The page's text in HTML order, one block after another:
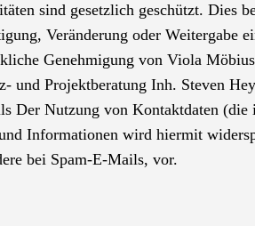
sind gesetzlich geschützt. Dies
Veränderung oder Weitergabe
Genehmigung von Viola
und Projektberatung Inh. Steven
Der Nutzung von Kontaktdaten
Informationen wird hiermit
bei Spam-E-Mails, vor.